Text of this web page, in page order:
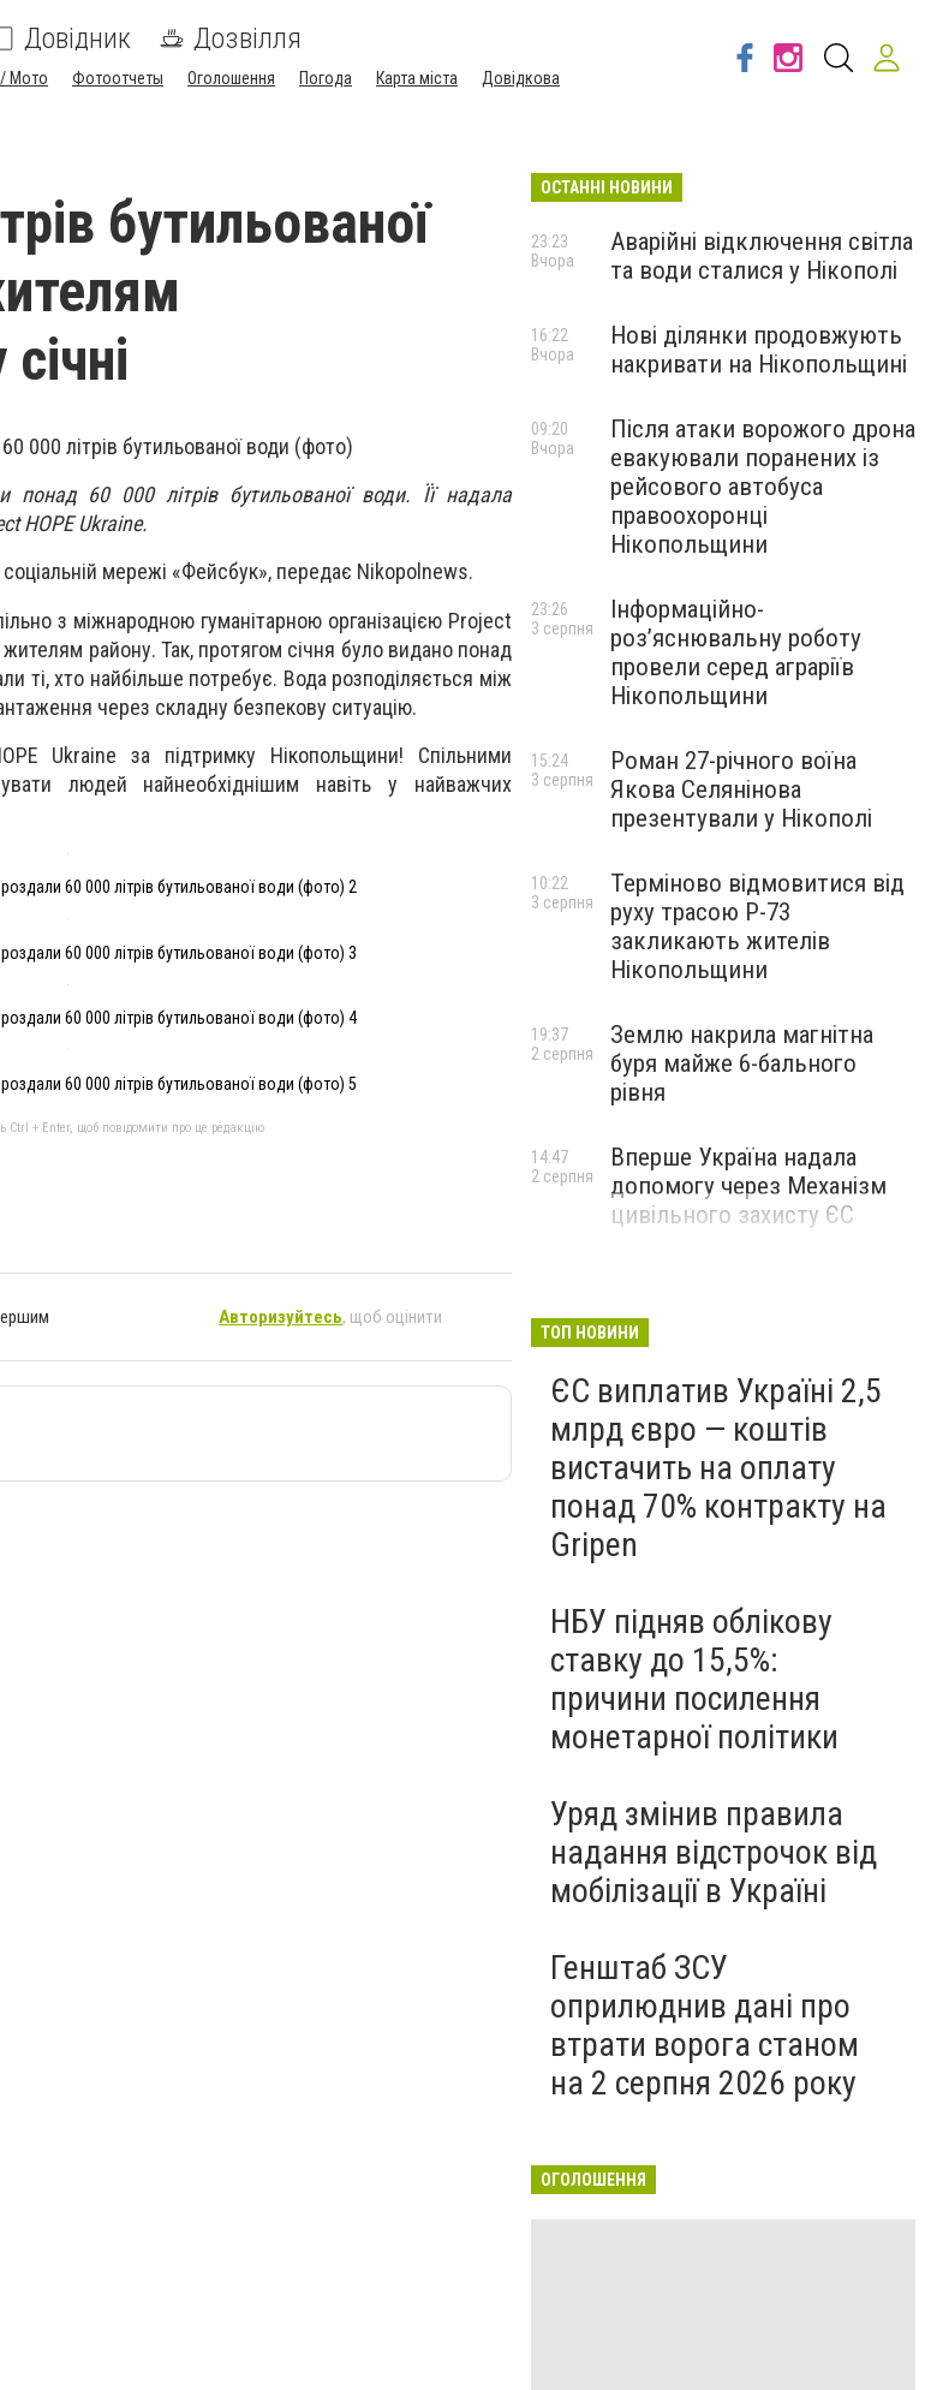
Довідник Дозвілля
Мото Фотоотчеты Оголошення Погода Карта міста Довідкова
бутильованої
понад 60 000 літрів бутильованої води. Її надала
HOPE Ukraine.
мережі «Фейсбук», передає Nikopolnews.
з міжнародною гуманітарною організацією Project
району. Так, протягом січня було видано понад
ті, хто найбільше потребує. Вода розподіляється між
через складну безпекову ситуацію.
Ukraine за підтримку Нікопольщини! Спільними
людей найнеобхіднішим навіть у найважчих
60 000 літрів бутильованої води (фото) 2
60 000 літрів бутильованої води (фото) 3
60 000 літрів бутильованої води (фото) 4
60 000 літрів бутильованої води (фото) 5
Ctrl + Enter, щоб повідомити про це редакцію
Авторизуйтесь, щоб оцінити
ОСТАННІ НОВИНИ
Аварійні відключення світла
та води сталися у Нікополі
23:23
Вчора
Нові ділянки продовжують
накривати на Нікопольщині
16:22
Вчора
Після атаки ворожого дрона
евакуювали поранених із
рейсового автобуса
правоохоронці
Нікопольщини
09:20
Вчора
Інформаційно-
роз’яснювальну роботу
провели серед аграріїв
Нікопольщини
23:26
3 серпня
Роман 27-річного воїна
Якова Селянінова
презентували у Нікополі
15:24
3 серпня
Терміново відмовитися від
руху трасою Р-73
закликають жителів
Нікопольщини
10:22
3 серпня
Землю накрила магнітна
буря майже 6-бального
рівня
19:37
2 серпня
Вперше Україна надала
допомогу через Механізм
цивільного захисту ЄС
14:47
2 серпня
ТОП НОВИНИ
ЄС виплатив Україні 2,5
млрд євро — коштів
вистачить на оплату
понад 70% контракту на
Gripen
НБУ підняв облікову
ставку до 15,5%:
причини посилення
монетарної політики
Уряд змінив правила
надання відстрочок від
мобілізації в Україні
Генштаб ЗСУ
оприлюднив дані про
втрати ворога станом
на 2 серпня 2026 року
ОГОЛОШЕННЯ